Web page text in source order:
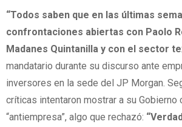
“Todos saben que en las últimas
confrontaciones abiertas con Paolo
Madanes Quintanilla y con el sector
mandatario durante su discurso ante
inversores en la sede del JP Morgan.
críticas intentaron mostrar a su Gobierno
“antiempresa”, algo que rechazó: